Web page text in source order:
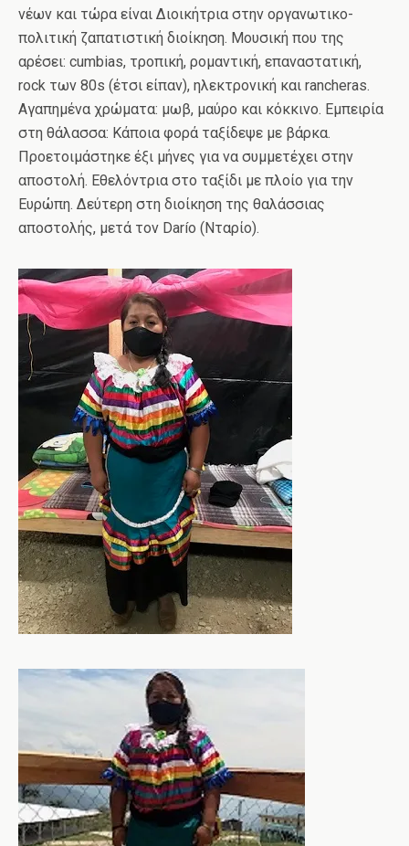
νέων και τώρα είναι Διοικήτρια στην οργανωτικο-
πολιτική ζαπατιστική διοίκηση. Μουσική που της
αρέσει: cumbias, τροπική, ρομαντική, επαναστατική,
rock των 80s (έτσι είπαν), ηλεκτρονική και rancheras.
Αγαπημένα χρώματα: μωβ, μαύρο και κόκκινο. Eμπειρία
στη θάλασσα: Κάποια φορά ταξίδεψε με βάρκα.
Προετοιμάστηκε έξι μήνες για να συμμετέχει στην
αποστολή. Εθελόντρια στο ταξίδι με πλοίο για την
Ευρώπη. Δεύτερη στη διοίκηση της θαλάσσιας
αποστολής, μετά τον Darío (Νταρίο).